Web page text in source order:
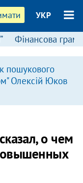
УКР
Фінансова
пошукового
Олексій Юков
о чем